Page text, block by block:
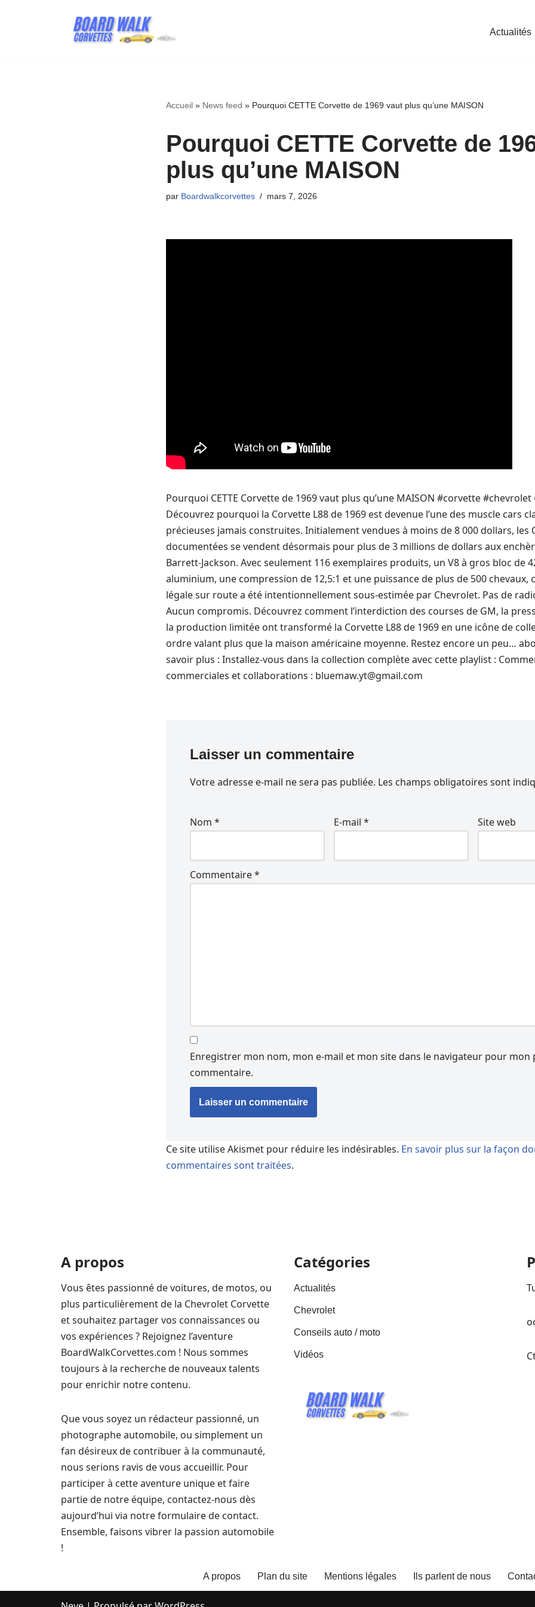
Actualités
Accueil» News feed » Pourquoi CETTE Corvette de 1969 vaut plus qu’une MAISON
Pourquoi CETTE Corvette de
plus qu’une MAISON
par Boardwalkcorvettes mars 7, 2026
Pourquoi CETTE Corvette de 1969 vaut plus qu’une MAISON #corvette
Découvrez pourquoi la Corvette L88 de 1969 est devenue l’une des muscle cars
précieuses jamais construites. Initialement vendues à moins de 8 000 dollars, les
documentées se vendent désormais pour plus de 3 millions de dollars aux
Barrett-Jackson. Avec seulement 116 exemplaires produits, un V8 à gros bloc de
aluminium, une compression de 12,5:1 et une puissance de plus de 500 chevaux,
légale sur route a été intentionnellement sous-estimée par Chevrolet. Pas de
Aucun compromis. Découvrez comment l’interdiction des courses de GM, la
la production limitée ont transformé la Corvette L88 de 1969 en une icône de
ordre valant plus que la maison américaine moyenne. Restez encore un peu…
savoir plus : Installez-vous dans la collection complète avec cette playlist :
commerciales et collaborations : bluemaw.yt@gmail.com
Laisser un commentaire
Votre adresse e-mail ne sera pas publiée. Les champs obligatoires sont
Nom * E-mail * Site web
Commentaire*
Enregistrer mon nom, mon e-mail et mon site dans le navigateur pour mon
commentaire.
Ce site utilise Akismet pour réduire les indésirables. En savoir plus sur la façon
commentaires sont traitées.
A propos
Vous êtes passionné de voitures, de motos, ou
plus particulièrement de la Chevrolet Corvette
et souhaitez partager vos connaissances ou
vos expériences ? Rejoignez l’aventure
BoardWalkCorvettes.com ! Nous sommes
toujours à la recherche de nouveaux talents
pour enrichir notre contenu.
Que vous soyez un rédacteur passionné, un
photographe automobile, ou simplement un
fan désireux de contribuer à la communauté,
nous serions ravis de vous accueillir. Pour
participer à cette aventure unique et faire
partie de notre équipe, contactez-nous dès
aujourd’hui via notre formulaire de contact.
Ensemble, faisons vibrer la passion automobile
!
Catégories
Actualités
Chevrolet
Conseils auto / moto
Vidéos
A propos Plan du site Mentions légales Ils parlent de nous